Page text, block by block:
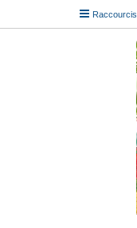
Raccourcis